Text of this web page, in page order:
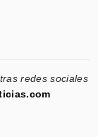
redes sociales